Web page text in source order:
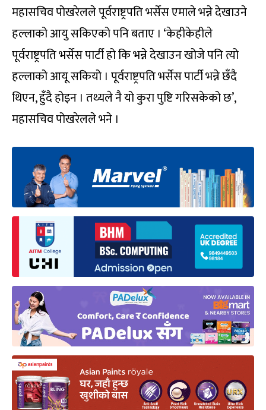
महासचिव पोखरेलले पूर्वराष्ट्रपति भर्सेस एमाले भन्ने देखाउने
हल्लाको आयु सकिएको पनि बताए । ‘केहीकेहीले
पूर्वराष्ट्रपति भर्सेस पार्टी हो कि भन्ने देखाउन खोजे पनि त्यो
हल्लाको आयू सकियो । पूर्वराष्ट्रपति भर्सेस पार्टी भन्ने छँदै
थिएन, हुँदै होइन । तथ्यले नै यो कुरा पुष्टि गरिसकेको छ’,
महासचिव पोखरेलले भने ।